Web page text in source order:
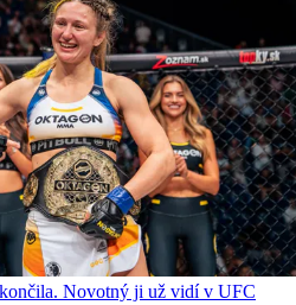
Novotný ji už vidí v UFC